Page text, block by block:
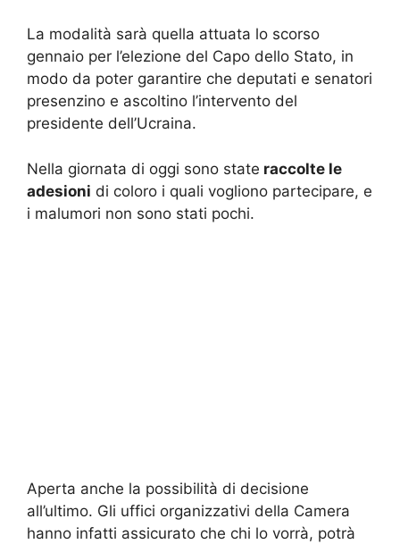
La modalità sarà quella attuata lo scorso
gennaio per l’elezione del Capo dello Stato, in
modo da poter garantire che deputati e senatori
presenzino e ascoltino l’intervento del
presidente dell’Ucraina.
Nella giornata di oggi sono state raccolte le
adesioni di coloro i quali vogliono partecipare, e
i malumori non sono stati pochi.
Aperta anche la possibilità di decisione
all’ultimo. Gli uffici organizzativi della Camera
hanno infatti assicurato che chi lo vorrà, potrà